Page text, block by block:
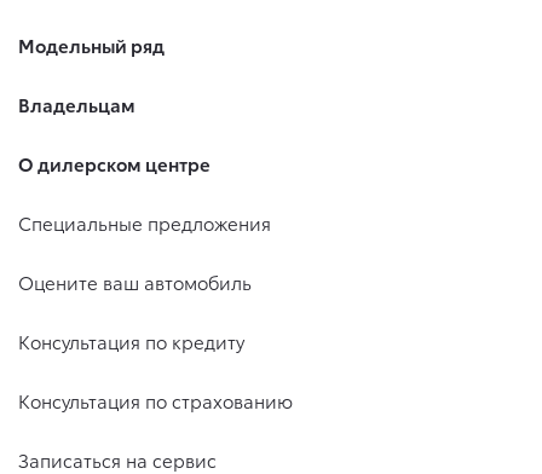
Модельный ряд
Владельцам
О дилерском центре
Специальные предложения
Оцените ваш автомобиль
Консультация по кредиту
Консультация по страхованию
Записаться на сервис